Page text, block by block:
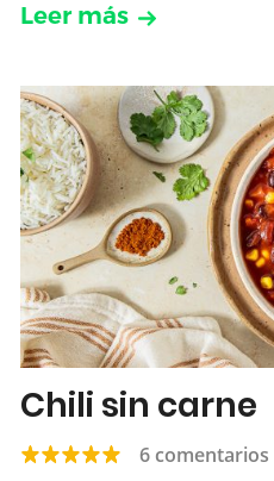
Leer más
Chili sin carne
6 comentarios